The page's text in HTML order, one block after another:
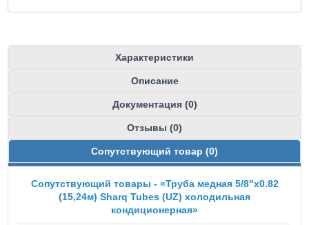
Характеристики
Описание
Документация (0)
Отзывы (0)
Сопутствующий товар (0)
Сопутствующий товары - «Труба медная 5/8"x0.82
(15,24м) Sharq Tubes (UZ) холодильная
кондиционерная»